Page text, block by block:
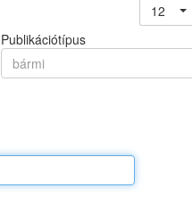
12
Publikációtípus
bármi